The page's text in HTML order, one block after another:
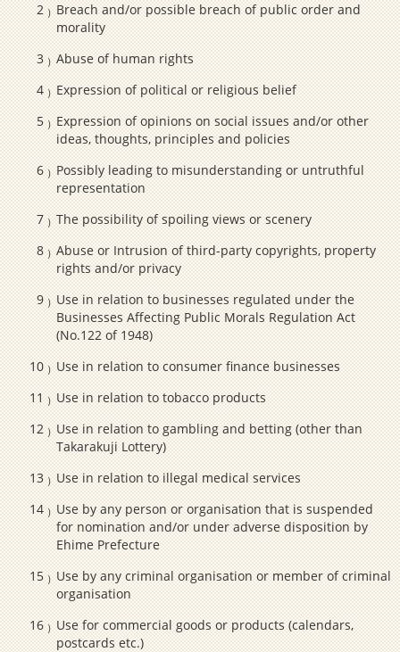
Breach and/or possible breach of public order and
morality
Abuse of human rights
Expression of political or religious belief
Expression of opinions on social issues and/or other
ideas, thoughts, principles and policies
Possibly leading to misunderstanding or untruthful
representation
The possibility of spoiling views or scenery
Abuse or Intrusion of third-party copyrights, property
rights and/or privacy
Use in relation to businesses regulated under the
Businesses Affecting Public Morals Regulation Act
(No.122 of 1948)
Use in relation to consumer finance businesses
Use in relation to tobacco products
Use in relation to gambling and betting (other than
Takarakuji Lottery)
Use in relation to illegal medical services
Use by any person or organisation that is suspended
for nomination and/or under adverse disposition by
Ehime Prefecture
Use by any criminal organisation or member of criminal
organisation
Use for commercial goods or products (calendars,
postcards etc.)